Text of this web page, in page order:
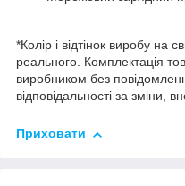
*Колір і відтінок виробу на
реального. Комплектація
виробником без
відповідальності за зміни,
Приховати